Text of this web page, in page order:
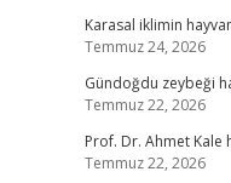
Karasal iklimin
Temmuz 24, 2026
Gündoğdu zeybeği
Temmuz 22, 2026
Prof. Dr. Ahmet Kale
Temmuz 22, 2026